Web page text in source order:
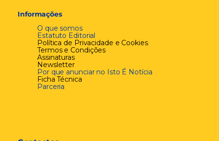
Informações
O que somos
Estatuto Editorial
Política de Privacidade e Cookies
Termos e Condições
Assinaturas
Newsletter
Por que anunciar no Isto É Notícia
Ficha Técnica
Parceria